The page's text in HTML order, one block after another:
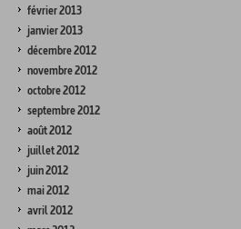
février 2013
janvier 2013
décembre 2012
novembre 2012
octobre 2012
septembre 2012
août 2012
juillet 2012
juin 2012
mai 2012
avril 2012